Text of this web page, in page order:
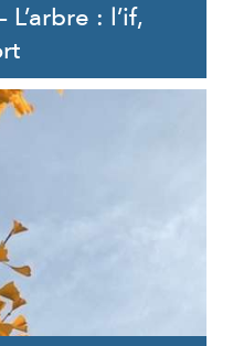
: l’if,